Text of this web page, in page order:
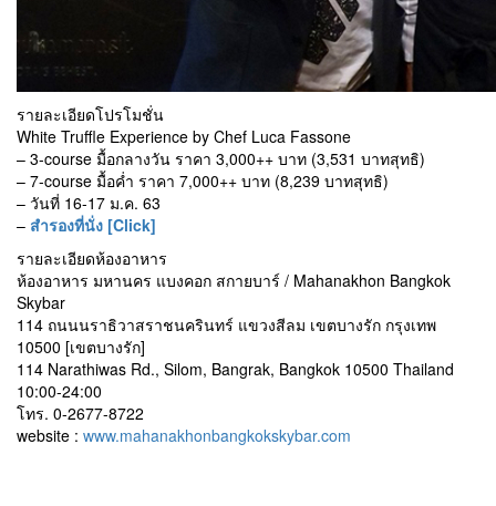
รายละเอียดโปรโมชั่น
White Truffle Experience by Chef Luca Fassone
– 3-course มื้อกลางวัน ราคา 3,000++ บาท (3,531 บาทสุทธิ)
– 7-course มื้อค่ำ ราคา 7,000++ บาท (8,239 บาทสุทธิ)
– วันที่ 16-17 ม.ค. 63
– สำรองที่นั่ง [Click]
รายละเอียดห้องอาหาร
ห้องอาหาร มหานคร แบงคอก สกายบาร์ / Mahanakhon Bangkok
Skybar
114 ถนนนราธิวาสราชนครินทร์ แขวงสีลม เขตบางรัก กรุงเทพ
10500 [เขตบางรัก]
114 Narathiwas Rd., Silom, Bangrak, Bangkok 10500 Thailand
10:00-24:00
โทร. 0-2677-8722
website : www.mahanakhonbangkokskybar.com